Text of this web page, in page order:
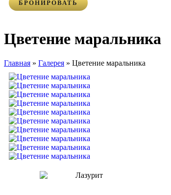
БРОНИРОВАТЬ
Цветение маральника
Главная » Галерея » Цветение маральника